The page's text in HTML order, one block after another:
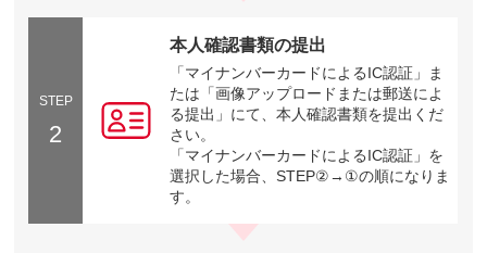
STEP
2
本人確認書類の提出
「マイナンバーカードによるIC認証」ま
たは「画像アップロードまたは郵送によ
る提出」にて、本人確認書類を提出くだ
さい。
「マイナンバーカードによるIC認証」を
選択した場合、STEP②→①の順になりま
す。